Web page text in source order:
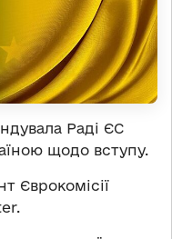
Раді ЄС
щодо вступу.
Єврокомісії